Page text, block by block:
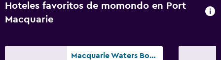
Hoteles favoritos de momondo en Port
Macquarie
Macquarie Waters Boutique Apartment Hotel